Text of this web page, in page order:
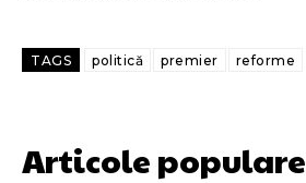
TAGS politică premier reforme
Articole populare